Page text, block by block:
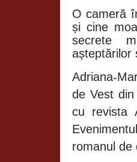
O cameră
și cine
secrete
așteptărilor
Adriana‑
de Vest din
cu revista
romanul de